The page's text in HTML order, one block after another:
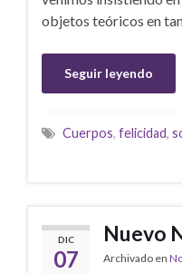
objetos teóricos en
Seguir leyendo
Cuerpos, felicidad,
DIC
07
Nuevo
Archivado en